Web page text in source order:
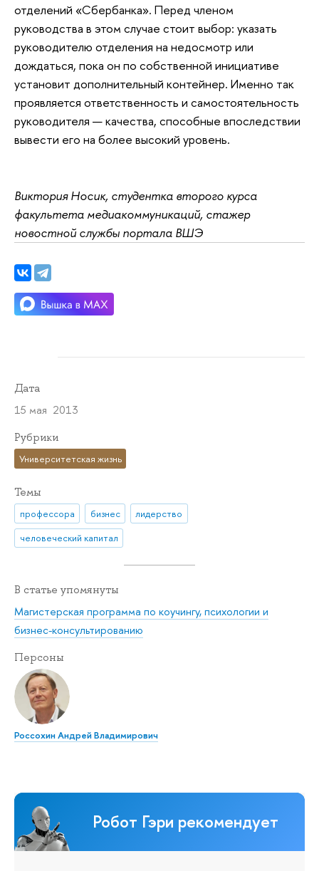
отделений «Сбербанка». Перед членом
руководства в этом случае стоит выбор: указать
руководителю отделения на недосмотр или
дождаться, пока он по собственной инициативе
установит дополнительный контейнер. Именно так
проявляется ответственность и самостоятельность
руководителя — качества, способные впоследствии
вывести его на более высокий уровень.
Виктория Носик, студентка второго курса
факультета медиакоммуникаций, стажер
новостной службы портала ВШЭ
Дата
15 мая 2013
Рубрики
Университетская жизнь
Темы
профессора бизнес
лидерство
человеческий капитал
В статье упомянуты
Магистерская программа по коучингу, психологии и
бизнес-консультированию
Персоны
Россохин Андрей Владимирович
Робот Гэри рекомендует